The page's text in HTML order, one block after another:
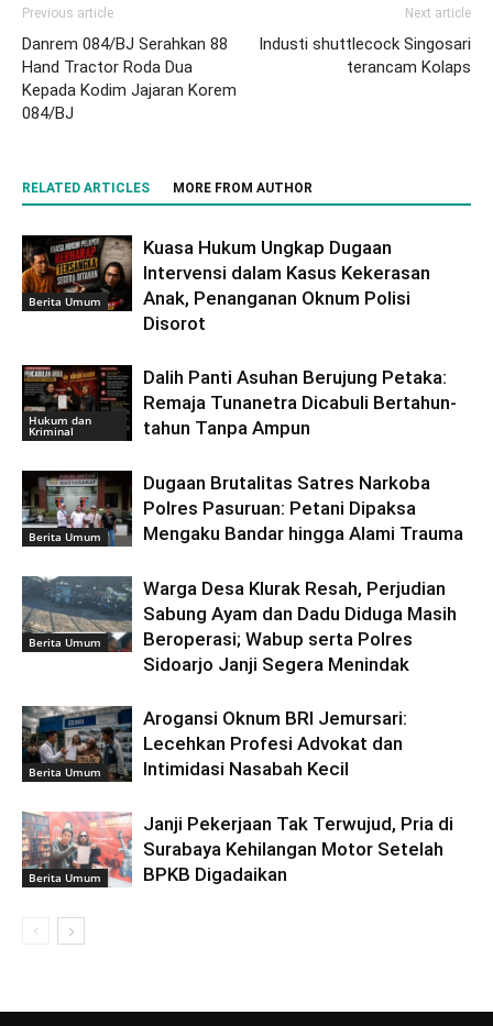
Previous article
Danrem 084/BJ Serahkan 88
Hand Tractor Roda Dua
Kepada Kodim Jajaran Korem
084/BJ
Next article
Industi shuttlecock Singosari
terancam Kolaps
RELATED ARTICLES MORE FROM AUTHOR
Berita Umum
Kuasa Hukum Ungkap Dugaan
Intervensi dalam Kasus Kekerasan
Anak, Penanganan Oknum Polisi
Disorot
Hukum dan
Kriminal
Dalih Panti Asuhan Berujung Petaka:
Remaja Tunanetra Dicabuli Bertahun-
tahun Tanpa Ampun
Berita Umum
Dugaan Brutalitas Satres Narkoba
Polres Pasuruan: Petani Dipaksa
Mengaku Bandar hingga Alami Trauma
Berita Umum
Warga Desa Klurak Resah, Perjudian
Sabung Ayam dan Dadu Diduga Masih
Beroperasi; Wabup serta Polres
Sidoarjo Janji Segera Menindak
Berita Umum
Arogansi Oknum BRI Jemursari:
Lecehkan Profesi Advokat dan
Intimidasi Nasabah Kecil
Berita Umum
Janji Pekerjaan Tak Terwujud, Pria di
Surabaya Kehilangan Motor Setelah
BPKB Digadaikan